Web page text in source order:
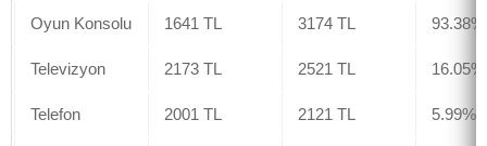
Oyun Konsolu 1641 TL 3174 TL 93.38%
Televizyon 2173 TL 2521 TL 16.05%
Telefon 2001 TL 2121 TL 5.99%